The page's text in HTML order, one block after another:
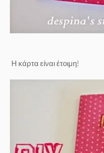
Η κάρτα είναι έτοιμη!